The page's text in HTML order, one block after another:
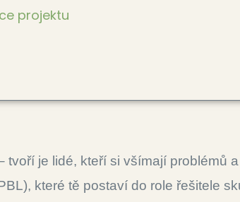
projektu
tvoří je lidé, kteří si všímají problémů
které tě postaví do role řešitele